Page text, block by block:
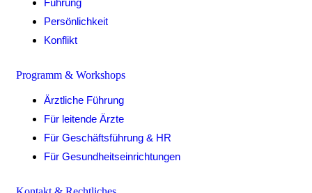
Führung
Persönlichkeit
Konflikt
Programm & Workshops
Ärztliche Führung
Für leitende Ärzte
Für Geschäftsführung & HR
Für Gesundheitseinrichtungen